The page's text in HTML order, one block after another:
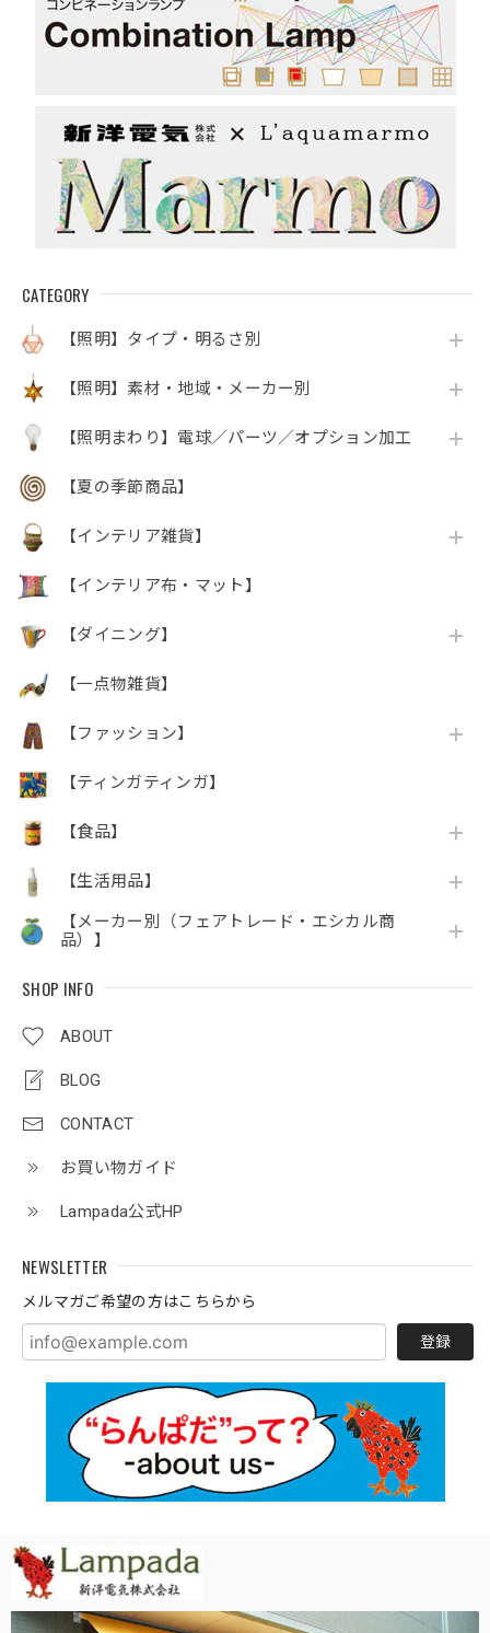
CATEGORY
【照明】タイプ・明るさ別
【照明】素材・地域・メーカー別
【照明まわり】電球／パーツ／オプション加工
【夏の季節商品】
【インテリア雑貨】
【インテリア布・マット】
【ダイニング】
【一点物雑貨】
【ファッション】
【ティンガティンガ】
【食品】
【生活用品】
【メーカー別（フェアトレード・エシカル商
品）】
SHOP INFO
ABOUT
BLOG
CONTACT
お買い物ガイド
Lampada公式HP
NEWSLETTER
メルマガご希望の方はこちらから
登録